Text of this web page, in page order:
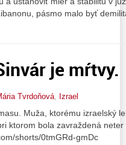
pásmo malo byť
je mŕtvy.
Tvrdoňová, Izrael
Muža, ktorému izraelský
ktorom bola zavraždená
shorts/0tmGRd-gmDc